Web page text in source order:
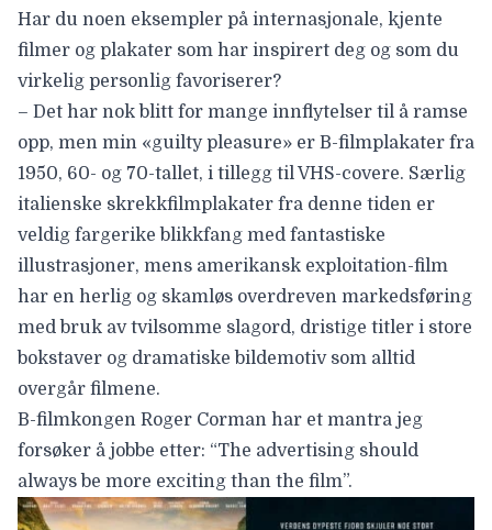
Har du noen eksempler på internasjonale, kjente
filmer og plakater som har inspirert deg og som du
virkelig personlig favoriserer?
– Det har nok blitt for mange innflytelser til å ramse
opp, men min «guilty pleasure» er B-filmplakater fra
1950, 60- og 70-tallet, i tillegg til VHS-covere. Særlig
italienske skrekkfilmplakater fra denne tiden er
veldig fargerike blikkfang med fantastiske
illustrasjoner, mens amerikansk exploitation-film
har en herlig og skamløs overdreven markedsføring
med bruk av tvilsomme slagord, dristige titler i store
bokstaver og dramatiske bildemotiv som alltid
overgår filmene.
B-filmkongen Roger Corman har et mantra jeg
forsøker å jobbe etter: “The advertising should
always be more exciting than the film”.